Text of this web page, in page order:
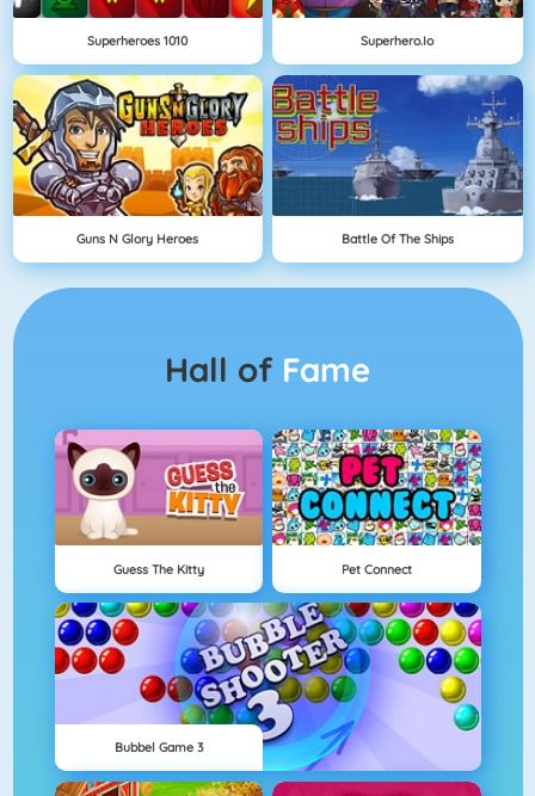
Superheroes 1010 Superhero.io
Guns N Glory Heroes Battle Of The Ships
Hall of Fame
Guess The Kitty Pet Connect
Bubbel Game 3